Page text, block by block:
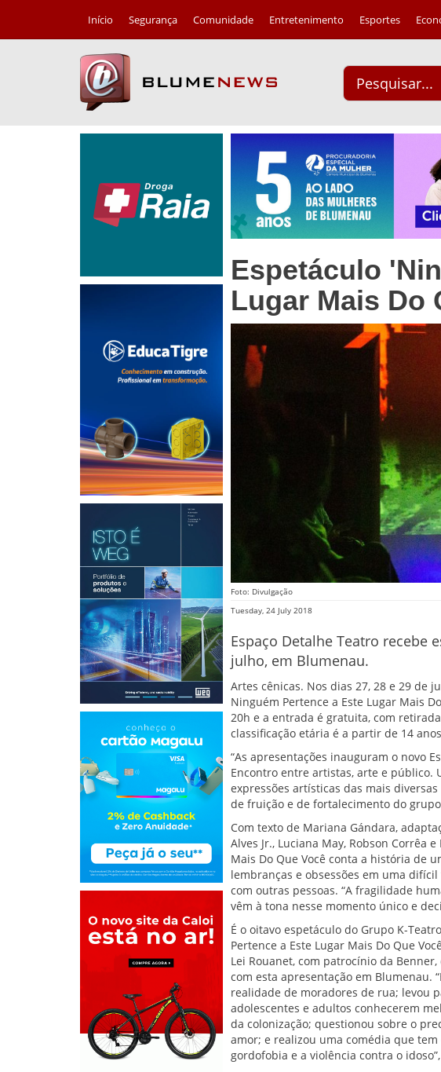
Início Segurança Comunidade Entretenimento Esportes
Espetáculo
Lugar Mais Do
Foto: Divulgação
Tuesday, 24 July 2018
Espaço Detalhe Teatro recebe
julho, em Blumenau.
Artes cênicas. Nos dias 27, 28 e 29 de
Ninguém Pertence a Este Lugar Mais
20h e a entrada é gratuita, com
classificação etária é a partir de 14
“As apresentações inauguram o novo
Encontro entre artistas, arte e público.
expressões artísticas das mais
de fruição e de fortalecimento do
Com texto de Mariana Gándara,
Alves Jr., Luciana May, Robson Corrêa
Mais Do Que Você conta a história de
lembranças e obsessões em uma
com outras pessoas. “A fragilidade
vêm à tona nesse momento único e
É o oitavo espetáculo do Grupo K-
Pertence a Este Lugar Mais Do Que
Lei Rouanet, com patrocínio da
com esta apresentação em Blumenau.
realidade de moradores de rua; levou
adolescentes e adultos conhecerem
da colonização; questionou sobre o
amor; e realizou uma comédia que
gordofobia e a violência contra o